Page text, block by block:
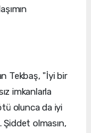
Tekbaş, "İyi bir
imkanlarla
olunca da iyi
olmasın,